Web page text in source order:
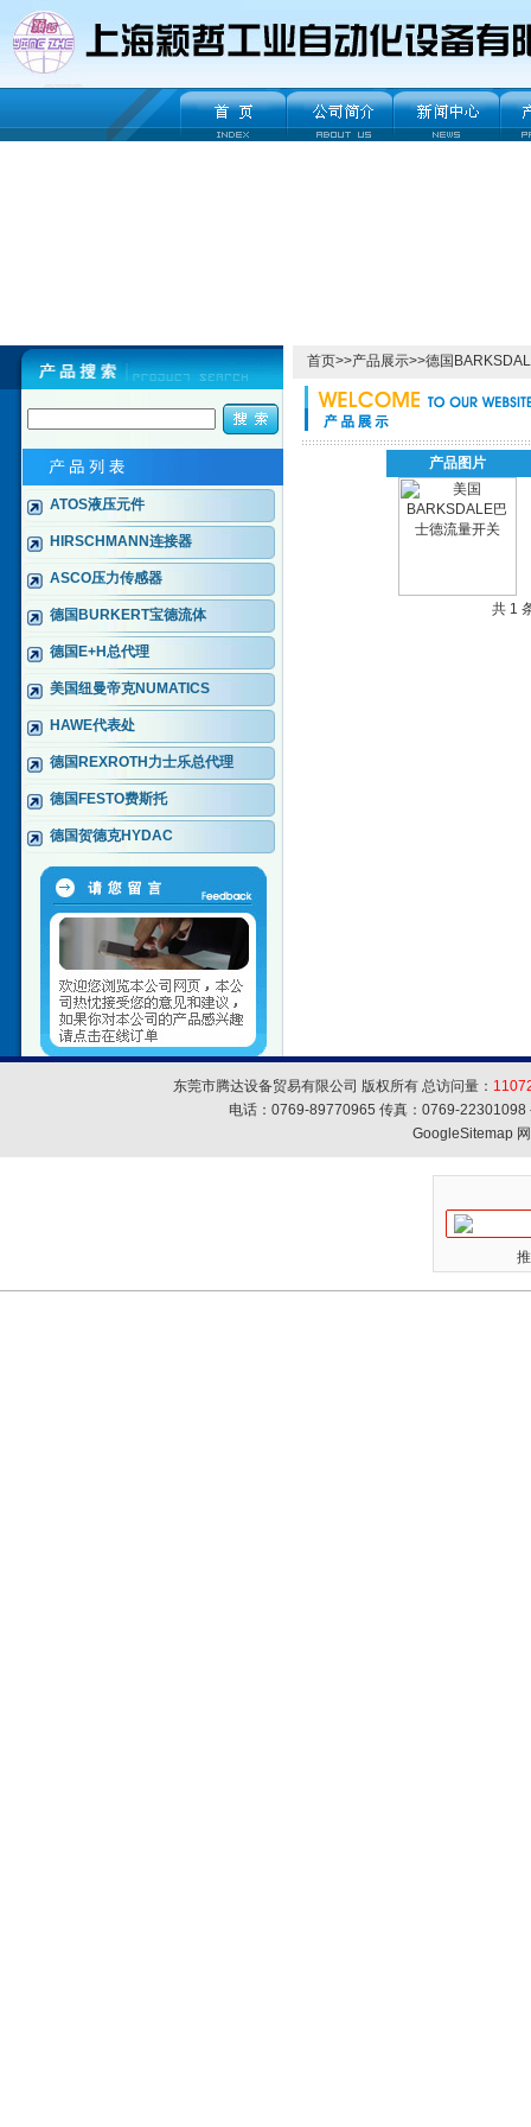
ATOS液压元件
HIRSCHMANN连接器
ASCO压力传感器
德国BURKERT宝德流体
德国E+H总代理
美国纽曼帝克NUMATICS
HAWE代表处
德国REXROTH力士乐总代理
德国FESTO费斯托
德国贺德克HYDAC
首页>>产品展示>>德国
产品图片
共 1
东莞市腾达设备贸易有限公司 版权所有 总访问量：
电话：0769-89770965 传真：0769-
GoogleSitemap网